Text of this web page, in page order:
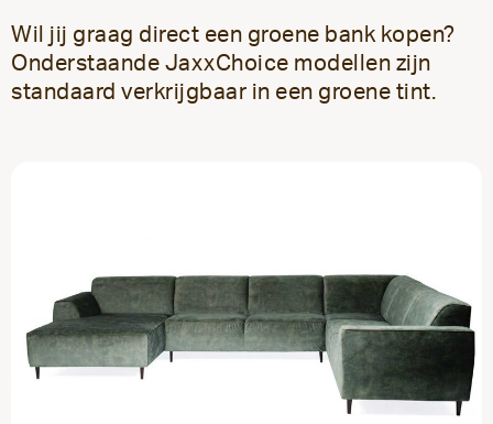
Wil jij graag direct een groene bank kopen?
Onderstaande JaxxChoice modellen zijn
standaard verkrijgbaar in een groene tint.